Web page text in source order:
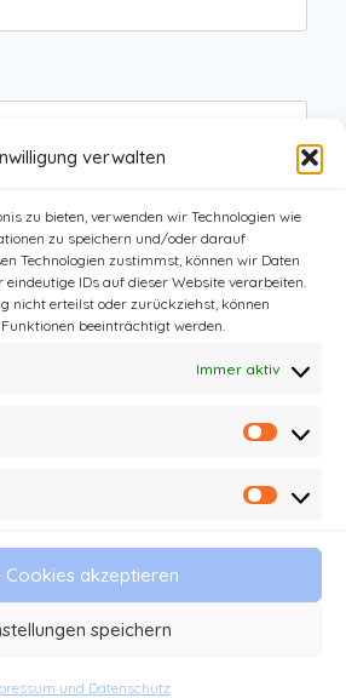
verwalten
zu bieten, verwenden wir Technologien wie
zu speichern und/oder darauf
Technologien zustimmst, können wir Daten
IDs auf dieser Website verarbeiten.
nicht erteilst oder zurückziehst, können
beeinträchtigt werden.
Immer aktiv
Cookies akzeptieren
speichern
und Datenschutz
Sunshine - Stefanie Kathi
Baader